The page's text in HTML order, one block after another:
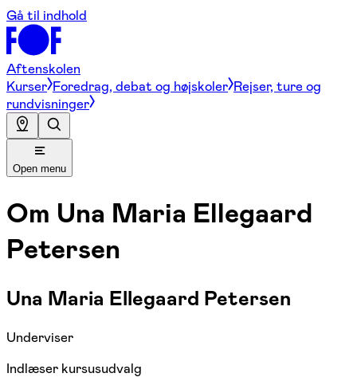
Gå til indhold
Aftenskolen
Kurser Foredrag, debat og højskoler Rejser, ture og
rundvisninger
Open menu
Om Una Maria Ellegaard
Petersen
Una Maria Ellegaard Petersen
Underviser
Indlæser kursusudvalg